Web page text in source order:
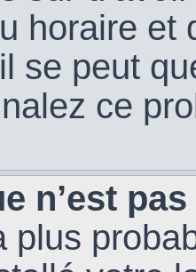
horaire et
se peut
ce
n’est
plus